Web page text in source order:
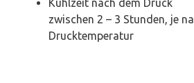
Kühlzeit nach dem Druck
zwischen 2 – 3 Stunden, je
Drucktemperatur